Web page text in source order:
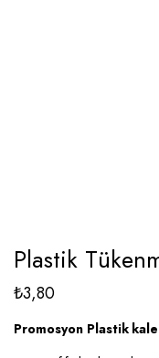
Plastik
₺3,80
Promosyon Plastik